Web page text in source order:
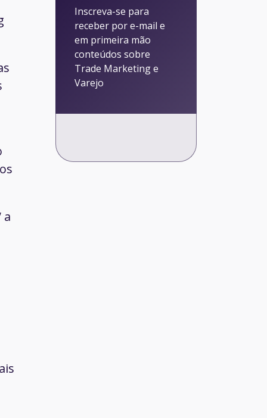
a
Inscreva-se para
receber por e-mail e
em primeira mão
conteúdos sobre
Trade Marketing e
Varejo